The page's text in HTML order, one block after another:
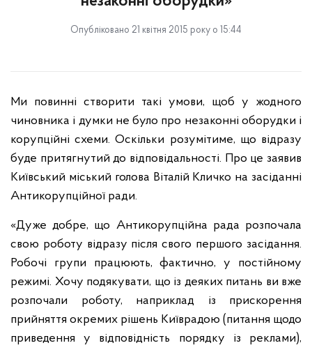
Опубліковано 21 квітня 2015 року о 15:44
Ми повинні створити такі умови, щоб у жодного
чиновника і думки не було про незаконні оборудки і
корупційні схеми. Оскільки розумітиме, що відразу
буде притягнутий до відповідальності. Про це заявив
Київський міський голова Віталій Кличко на засіданні
Антикорупційної ради.
«Дуже добре, що Антикорупційна рада розпочала
свою роботу відразу після свого першого засідання.
Робочі групи працюють, фактично, у постійному
режимі. Хочу подякувати, що із деяких питань ви вже
розпочали роботу, наприклад із прискорення
прийняття окремих рішень Київрадою (питання щодо
приведення у відповідність порядку із реклами),